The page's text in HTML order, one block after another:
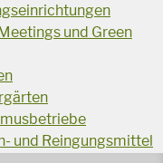
und Green
und Reingungsmittel